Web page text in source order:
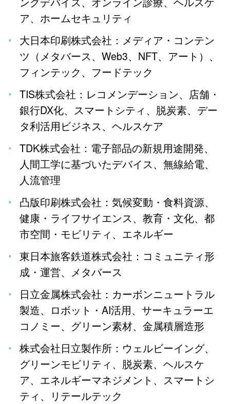
ア、ホームセキュリティ
大日本印刷株式会社：メディア・コンテン
ツ（メタバース、Web3、NFT、アート）、
フィンテック、フードテック
TIS株式会社：レコメンデーション、店舗・
銀行DX化、スマートシティ、脱炭素、デー
タ利活用ビジネス、ヘルスケア
TDK株式会社：電子部品の新規用途開発、
人間工学に基づいたデバイス、無線給電、
人流管理
凸版印刷株式会社：気候変動・食料資源、
健康・ライフサイエンス、教育・文化、都
市空間・モビリティ、エネルギー
東日本旅客鉄道株式会社：コミュニティ形
成・運営、メタバース
日立金属株式会社：カーボンニュートラル
製造、ロボット・AI活用、サーキュラーエ
コノミー、グリーン素材、金属積層造形
株式会社日立製作所：ウェルビーイング、
グリーンモビリティ、脱炭素、ヘルスケ
ア、エネルギーマネジメント、スマートシ
ティ、リテールテック